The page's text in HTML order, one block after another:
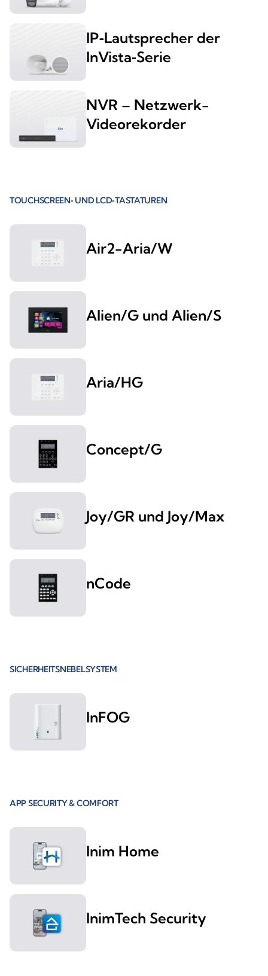
IP‑Lautsprecher der
InVista‑Serie
NVR – Netzwerk-
Videorekorder
TOUCHSCREEN‑ UND LCD‑TASTATUREN
Air2-Aria/W
Alien/G und Alien/S
Aria/HG
Concept/G
Joy/GR und Joy/Max
nCode
SICHERHEITSNEBELSYSTEM
InFOG
APP SECURITY & COMFORT
Inim Home
InimTech Security